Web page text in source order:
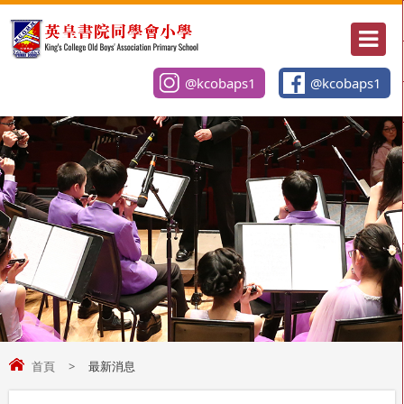
@kcobaps1
@kcobaps1
首頁 > 最新消息